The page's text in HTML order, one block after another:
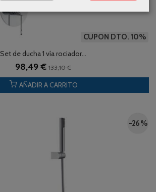
CUPON DTO. 10%
Set de ducha 1 vía rociador...
98,49 €133,10 €
AÑADIR A CARRITO
-26 %